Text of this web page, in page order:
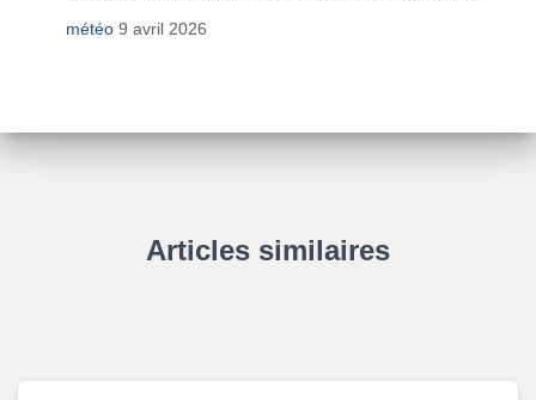
météo 9 avril 2026
Articles similaires